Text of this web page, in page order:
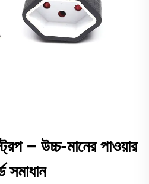
– উচ্চ-মানের পাওয়ার
সমাধান